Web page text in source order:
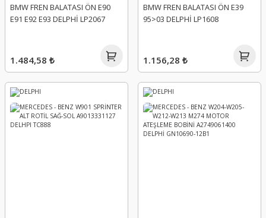
BMW FREN BALATASI ÖN E90
E91 E92 E93 DELPHİ LP2067
1.484,58 ₺
BMW FREN BALATASI ÖN E39
95>03 DELPHİ LP1608
1.156,28 ₺